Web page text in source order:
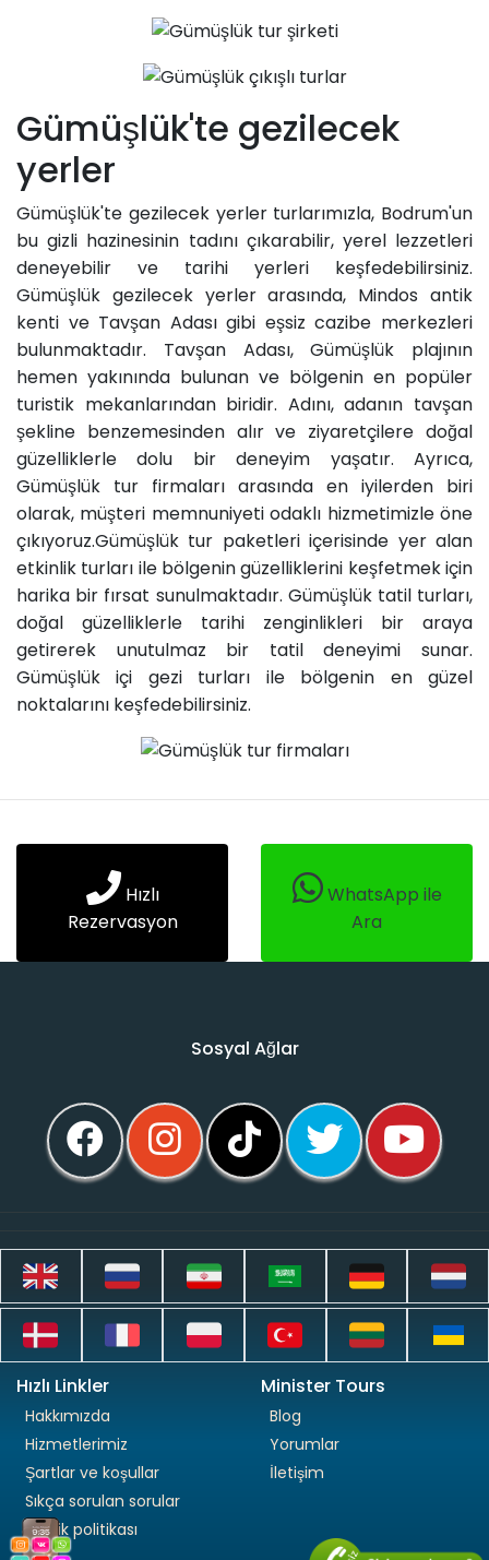
Gümüşlük'te gezilecek
yerler
Gümüşlük'te gezilecek yerler turlarımızla, Bodrum'un
bu gizli hazinesinin tadını çıkarabilir, yerel lezzetleri
deneyebilir ve tarihi yerleri keşfedebilirsiniz.
Gümüşlük gezilecek yerler arasında, Mindos antik
kenti ve Tavşan Adası gibi eşsiz cazibe merkezleri
bulunmaktadır. Tavşan Adası, Gümüşlük plajının
hemen yakınında bulunan ve bölgenin en popüler
turistik mekanlarından biridir. Adını, adanın tavşan
şekline benzemesinden alır ve ziyaretçilere doğal
güzelliklerle dolu bir deneyim yaşatır. Ayrıca,
Gümüşlük tur firmaları arasında en iyilerden biri
olarak, müşteri memnuniyeti odaklı hizmetimizle öne
çıkıyoruz.Gümüşlük tur paketleri içerisinde yer alan
etkinlik turları ile bölgenin güzelliklerini keşfetmek için
harika bir fırsat sunulmaktadır. Gümüşlük tatil turları,
doğal güzelliklerle tarihi zenginlikleri bir araya
getirerek unutulmaz bir tatil deneyimi sunar.
Gümüşlük içi gezi turları ile bölgenin en güzel
noktalarını keşfedebilirsiniz.
Hızlı
Rezervasyon
WhatsApp ile
Ara
Sosyal Ağlar
Hızlı Linkler
Hakkımızda
Hizmetlerimiz
Şartlar ve koşullar
Sıkça sorulan sorular
Gizlilik politikası
Minister Tours
Blog
Yorumlar
İletişim